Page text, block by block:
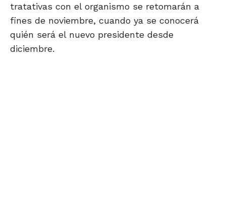
tratativas con el organismo se retomarán a
fines de noviembre, cuando ya se conocerá
quién será el nuevo presidente desde
diciembre.